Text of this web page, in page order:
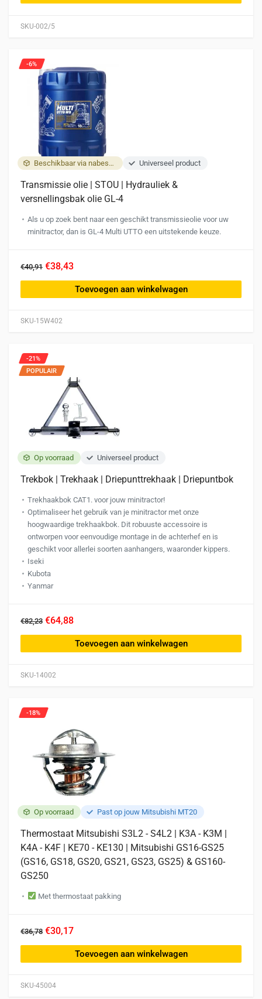
SKU-002/5
Beschikbaar via nabestelling Universeel product
SKU-15W402
-6%
Transmissie olie | STOU | Hydrauliek &
versnellingsbak olie GL-4
Als u op zoek bent naar een geschikt transmissieolie voor uw
minitractor, dan is GL-4 Multi UTTO een uitstekende keuze.
€40,91 €38,43
Toevoegen aan winkelwagen
Op voorraad Universeel product
SKU-14002
-21%
POPULAIR
Trekbok | Trekhaak | Driepunttrekhaak | Driepuntbok
Trekhaakbok CAT1. voor jouw minitractor!
Optimaliseer het gebruik van je minitractor met onze
hoogwaardige trekhaakbok. Dit robuuste accessoire is
ontworpen voor eenvoudige montage in de achterhef en is
geschikt voor allerlei soorten aanhangers, waaronder kippers.
Iseki
Kubota
Yanmar
€82,23 €64,88
Toevoegen aan winkelwagen
Op voorraad Past op jouw Mitsubishi MT20
SKU-45004
-18%
Thermostaat Mitsubishi S3L2 - S4L2 | K3A - K3M |
K4A - K4F | KE70 - KE130 | Mitsubishi GS16-GS25
(GS16, GS18, GS20, GS21, GS23, GS25) & GS160-
GS250
Met thermostaat pakking
€36,78 €30,17
Toevoegen aan winkelwagen